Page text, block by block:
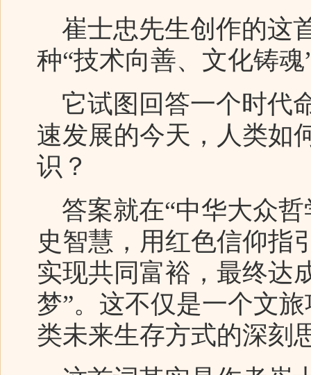
崔士忠先生创作的这
种“技术向善、文化铸
它试图回答一个时代
速发展的今天，人类如
识？
答案就在“中华大众哲
史智慧，用红色信仰指
实现共同富裕，最终达
梦”。这不仅是一个文
类未来生存方式的深刻